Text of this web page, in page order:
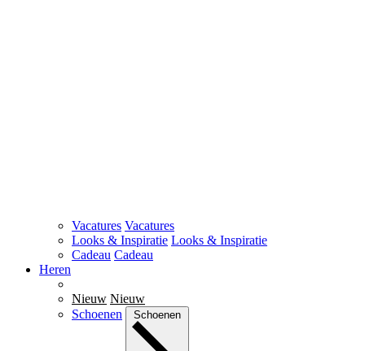
Vacatures Vacatures
Looks & Inspiratie Looks & Inspiratie
Cadeau Cadeau
Heren
Nieuw Nieuw
Schoenen
Schoenen